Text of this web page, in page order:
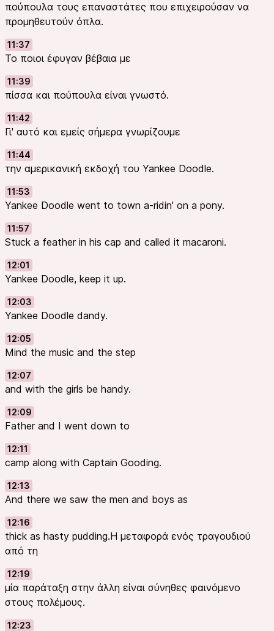
πούπουλα τους επαναστάτες που επιχειρούσαν να
προμηθευτούν όπλα.
11:37
Το ποιοι έφυγαν βέβαια με
11:39
πίσσα και πούπουλα είναι γνωστό.
11:42
Γι' αυτό και εμείς σήμερα γνωρίζουμε
11:44
την αμερικανική εκδοχή του Yankee Doodle.
11:53
Yankee Doodle went to town a-ridin' on a pony.
11:57
Stuck a feather in his cap and called it macaroni.
12:01
Yankee Doodle, keep it up.
12:03
Yankee Doodle dandy.
12:05
Mind the music and the step
12:07
and with the girls be handy.
12:09
Father and I went down to
12:11
camp along with Captain Gooding.
12:13
And there we saw the men and boys as
12:16
thick as hasty pudding.Η μεταφορά ενός τραγουδιού
από τη
12:19
μία παράταξη στην άλλη είναι σύνηθες φαινόμενο
στους πολέμους.
12:23